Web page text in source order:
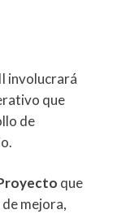
involucrará
que
de
que
mejora,